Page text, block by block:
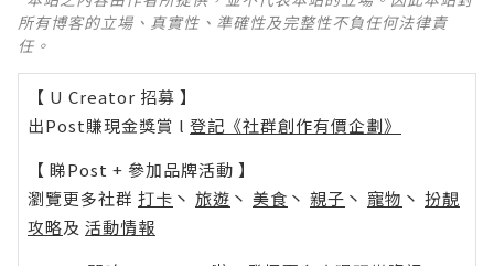
所有博客的立場、真實性、準確性及完整性不負任何法律責
任。
【 U Creator 招募 】
出Post賺現金獎賞 l 登記《社群創作有價企劃》
【 睇Post + 參加品牌活動 】
瀏覽更多社群 打卡 丶 旅遊 丶 美食 丶 親子 丶 寵物 丶 扮靚
攻略及 活動情報